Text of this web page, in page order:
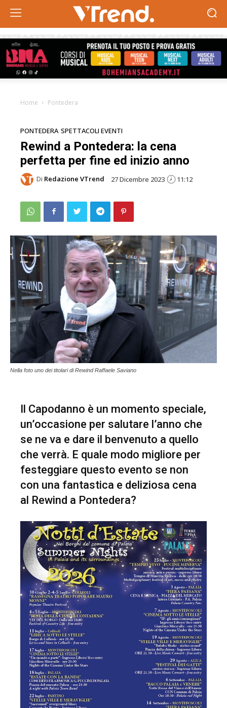
Home Pontedera
PONTEDERA SPETTACOLI EVENTI
Rewind a Pontedera: la cena
perfetta per fine ed inizio anno
Di Redazione VTrend 27 Dicembre 2023 11:12
Nella foto uno dei titolari di Rewind Raffaele Saviano
Il Capodanno è un momento speciale,
un’occasione per salutare l’anno che
se ne va e dare il benvenuto a quello
che verrà. E quale modo migliore per
festeggiare questo evento se non
con una fantastica e deliziosa cena
al Rewind a Pontedera?